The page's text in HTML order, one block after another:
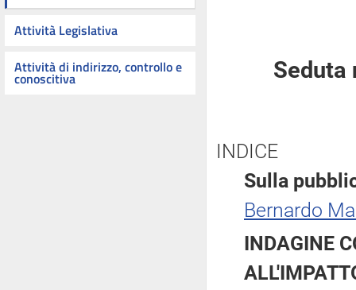
Attività Legislativa
Attività di indirizzo, controllo e
conoscitiva Seduta
INDICE
Sulla
Bernardo
INDAGINE